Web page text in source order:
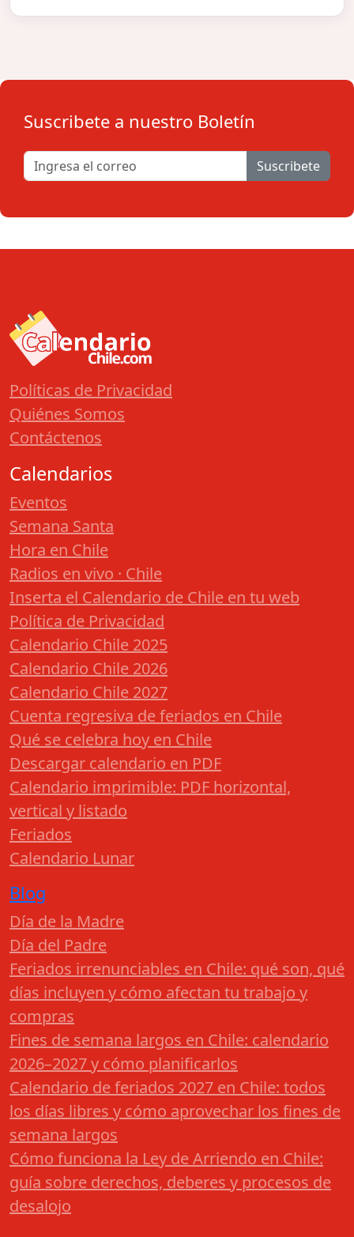
Suscribete a nuestro Boletín
Suscribete
Políticas de Privacidad
Quiénes Somos
Contáctenos
Calendarios
Eventos
Semana Santa
Hora en Chile
Radios en vivo · Chile
Inserta el Calendario de Chile en tu web
Política de Privacidad
Calendario Chile 2025
Calendario Chile 2026
Calendario Chile 2027
Cuenta regresiva de feriados en Chile
Qué se celebra hoy en Chile
Descargar calendario en PDF
Calendario imprimible: PDF horizontal,
vertical y listado
Feriados
Calendario Lunar
Blog
Día de la Madre
Día del Padre
Feriados irrenunciables en Chile: qué son, qué
días incluyen y cómo afectan tu trabajo y
compras
Fines de semana largos en Chile: calendario
2026–2027 y cómo planificarlos
Calendario de feriados 2027 en Chile: todos
los días libres y cómo aprovechar los fines de
semana largos
Cómo funciona la Ley de Arriendo en Chile:
guía sobre derechos, deberes y procesos de
desalojo